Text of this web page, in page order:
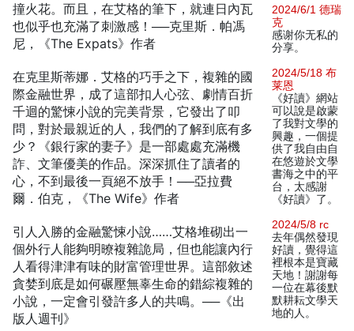
撞火花。而且，在艾格的筆下，就連日內瓦
也似乎也充滿了刺激感！──克里斯．帕馮
尼，《The Expats》作者
在克里斯蒂娜．艾格的巧手之下，複雜的國
際金融世界，成了這部扣人心弦、劇情百折
千迴的驚悚小說的完美背景，它發出了叩
問，對於最親近的人，我們的了解到底有多
少？《銀行家的妻子》是一部處處充滿機
詐、文筆優美的作品。深深抓住了讀者的
心，不到最後一頁絕不放手！──亞拉費
爾．伯克，《The Wife》作者
引人入勝的金融驚悚小說……艾格堆砌出一
個外行人能夠明暸複雜詭局，但也能讓內行
人看得津津有味的財富管理世界。這部敘述
貪婪到底是如何碾壓無辜生命的錯綜複雜的
小說，一定會引發許多人的共鳴。──《出
版人週刊》
2024/6/1 德瑞
克
感谢你无私的
分享。
2024/5/18 布
莱恩
《好讀》網站
可以說是啟蒙
了我對文學的
興趣，一個提
供了我自由自
在悠遊於文學
書海之中的平
台，太感謝
《好讀》了。
2024/5/8 rc
去年偶然發現
好讀，覺得這
裡根本是寶藏
天地！謝謝每
一位在幕後默
默耕耘文學天
地的人。